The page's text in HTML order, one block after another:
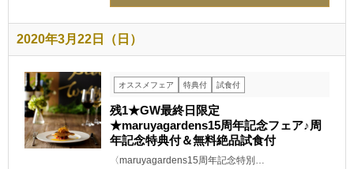
2020年3月22日（日）
オススメフェア 特典付 試食付
残1★GW最終日限定
★maruyagardens15周年記念フェア♪周
年記念特典付＆無料絶品試食付
〈maruyagardens15周年記念特別…